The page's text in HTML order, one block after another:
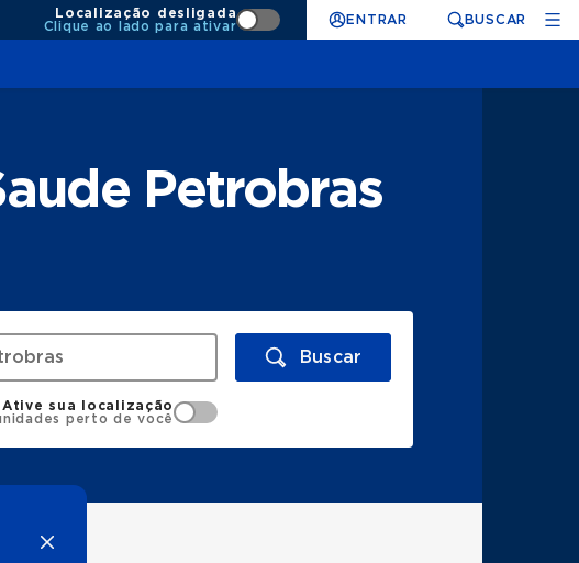
Localização desligada
Clique ao lado para ativar
ENTRAR BUSCAR
Petrobras
Buscar
Ative sua localização
perto de você